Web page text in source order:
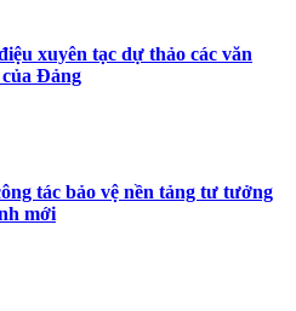
xuyên tạc dự thảo các văn
Đảng
tác bảo vệ nền tảng tư tưởng
mới